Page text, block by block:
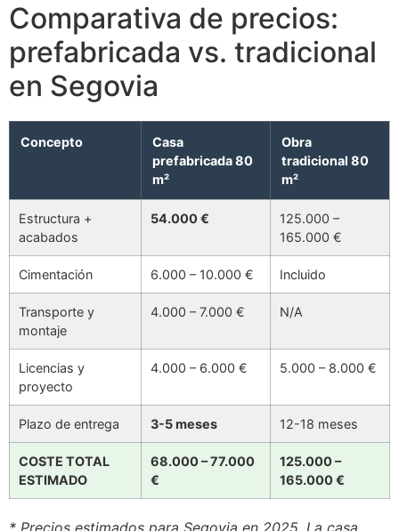
Comparativa de precios:
prefabricada vs. tradicional
en Segovia
Concepto
Casa
prefabricada 80
m²
Obra
tradicional 80
m²
Estructura +
acabados
54.000 €
125.000 –
165.000 €
Cimentación 6.000 – 10.000 € Incluido
Transporte y
montaje
4.000 – 7.000 € N/A
Licencias y
proyecto
4.000 – 6.000 € 5.000 – 8.000 €
Plazo de entrega 3-5 meses 12-18 meses
COSTE TOTAL
ESTIMADO
68.000 – 77.000
€
125.000 –
165.000 €